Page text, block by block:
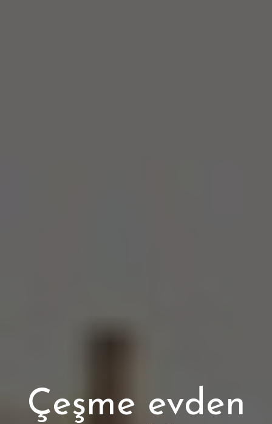
Çeşme evden